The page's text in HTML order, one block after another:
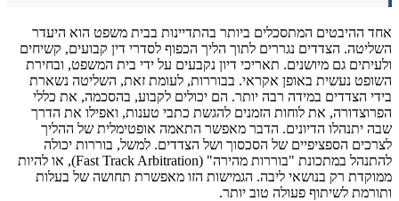
אחד ההיבטים המתסכלים ביותר בהתדיינות בבית משפט הוא היעדר
השליטה. הצדדים נגררים לתוך הליך הכפוף לסדרי דין קבועים, קשיחים
ולעיתים גם מיושנים. תאריכי דיון נקבעים על ידי בית המשפט, ובחירת
השופט נעשית באופן אקראי. בבוררות, לעומת זאת, השליטה נשארת
בידי הצדדים במידה רבה יותר. הם יכולים לקבוע, בהסכמה, את כללי
הפרוצדורה, את לוחות הזמנים להגשת כתבי טענות, ואפילו את הדרך
שבה יתנהלו הדיונים. הדבר מאפשר התאמה אופטימלית של ההליך
לצרכים הספציפיים של הסכסוך ושל הצדדים. למשל, בוררות יכולה
להתנהל במתכונת "בוררות מהירה" (Fast Track Arbitration), או להיות
ממוקדת רק בנושאי ליבה. הגמישות הזו מאפשרת תחושה של בעלות
ותורמת לשיתוף פעולה טוב יותר.